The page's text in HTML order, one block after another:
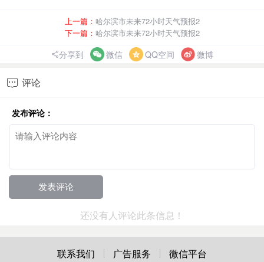
上一篇： 哈尔滨市未来72小时天气预报2
下一篇： 哈尔滨市未来72小时天气预报2
分享到 微信 QQ空间 微博
 评论
发布评论：
还没有人评论此条信息！
联系我们 广告服务 微信平台